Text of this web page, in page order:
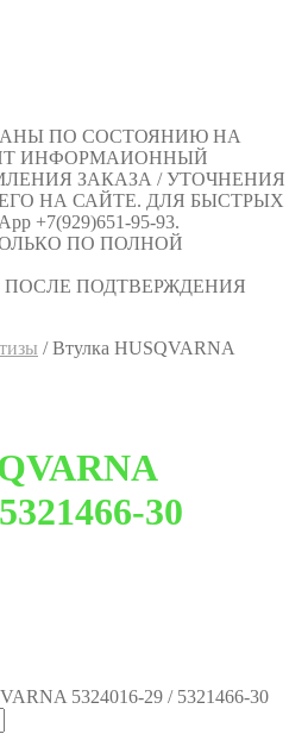
ПО СОСТОЯНИЮ НА
ИНФОРМАИОННЫЙ
ЗАКАЗА / УТОЧНЕНИЯ
НА САЙТЕ. ДЛЯ БЫСТРЫХ
+7(929)651-95-93.
ПО ПОЛНОЙ
ПОДТВЕРЖДЕНИЯ
/Втулка HUSQVARNA
30
5324016-29 / 5321466-30